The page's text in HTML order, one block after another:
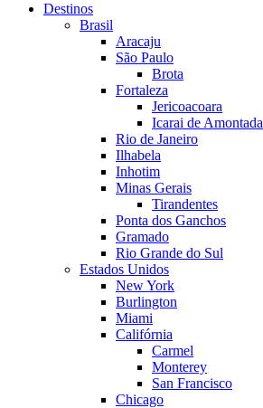
Destinos
Brasil
Aracaju
São Paulo
Brota
Fortaleza
Jericoacoara
Icarai de Amontada
Rio de Janeiro
Ilhabela
Inhotim
Minas Gerais
Tirandentes
Ponta dos Ganchos
Gramado
Rio Grande do Sul
Estados Unidos
New York
Burlington
Miami
Califórnia
Carmel
Monterey
San Francisco
Chicago